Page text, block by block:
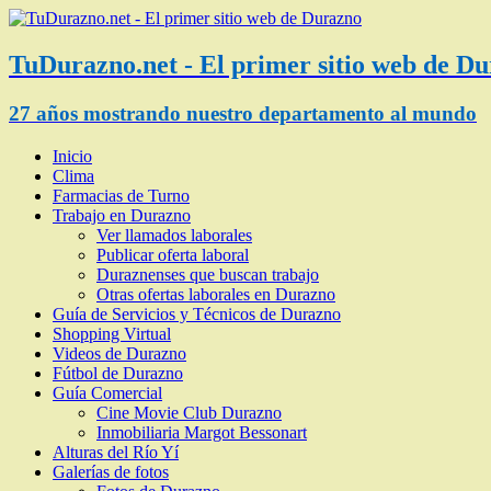
TuDurazno.net - El primer sitio web de
27 años mostrando nuestro departamento al mundo
Inicio
Clima
Farmacias de Turno
Trabajo en Durazno
Ver llamados laborales
Publicar oferta laboral
Duraznenses que buscan trabajo
Otras ofertas laborales en Durazno
Guía de Servicios y Técnicos de Durazno
Shopping Virtual
Videos de Durazno
Fútbol de Durazno
Guía Comercial
Cine Movie Club Durazno
Inmobiliaria Margot Bessonart
Alturas del Río Yí
Galerías de fotos